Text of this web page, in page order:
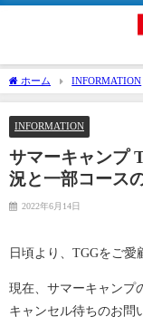
ホーム INFORMATION
と一部コースの増設につきま
INFORMATION
サマーキャンプ
況と一部コース
2022年6月14日
日頃より、TGGをご愛
現在、サマーキャンプ
キャンセル待ちのお問